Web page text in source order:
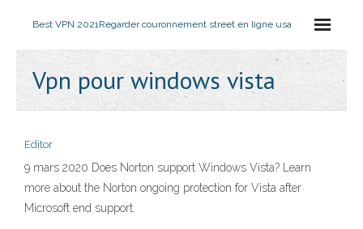
Best VPN 2021Regarder couronnement street en ligne usa
Vpn pour windows vista
Editor
9 mars 2020 Does Norton support Windows Vista? Learn
more about the Norton ongoing protection for Vista after
Microsoft end support.